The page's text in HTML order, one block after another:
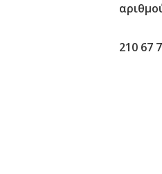
210 67